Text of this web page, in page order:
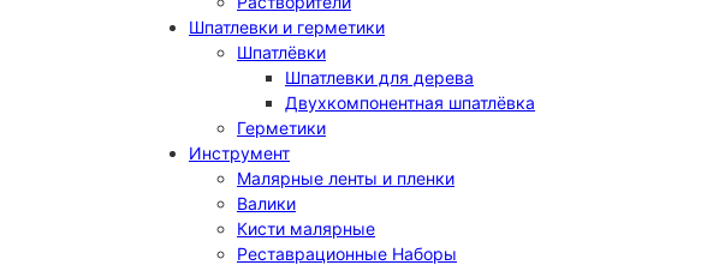
Шпатлевки и герметики
Шпатлёвки
Шпатлевки для дерева
Двухкомпонентная шпатлёвка
Герметики
Инструмент
Малярные ленты и пленки
Валики
Кисти малярные
Реставрационные Наборы